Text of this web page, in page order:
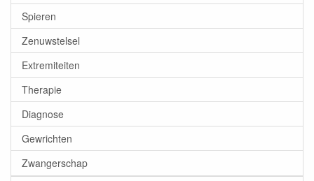
Spieren
Zenuwstelsel
Extremiteiten
Therapie
Diagnose
Gewrichten
Zwangerschap